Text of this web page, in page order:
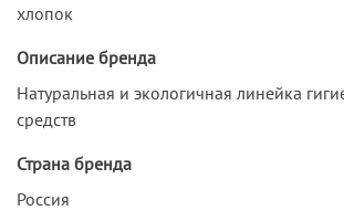
хлопок
Описание бренда
Натуральная и экологичная линейка
средств
Страна бренда
Россия